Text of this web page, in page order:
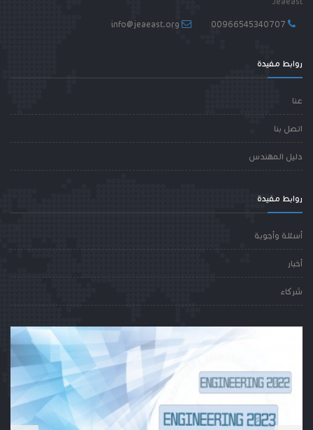
00966545340707
info@jeaeast.org
روابط مفيدة
عنا
اتصل بنا
دليل المهندس
روابط مفيدة
أسئلة وأجوبة
أخبار
شركاء